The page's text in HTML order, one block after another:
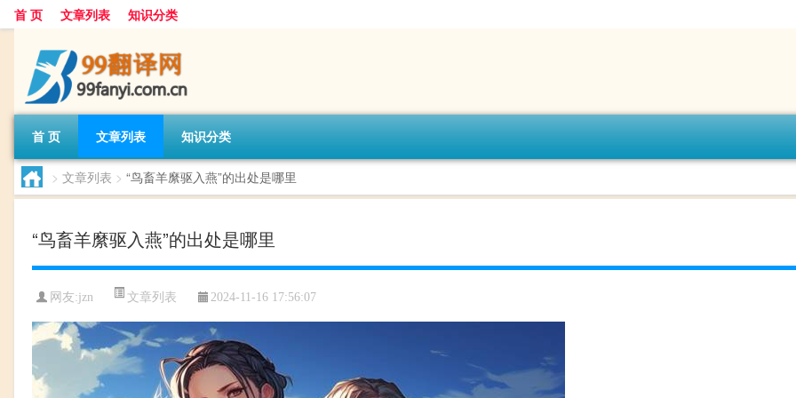
首 页 文章列表 知识分类
首 页 文章列表 知识分类
> 文章列表 > “鸟畜羊縻驱入燕”的出处是哪里
“鸟畜羊縻驱入燕”的出处是哪里
网友:jzn 文章列表 2024-11-16 17:56:07